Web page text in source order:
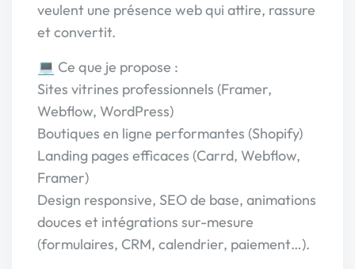
veulent une présence web qui attire, rassure
et convertit.
💻 Ce que je propose :
Sites vitrines professionnels (Framer,
Webflow, WordPress)
Boutiques en ligne performantes (Shopify)
Landing pages efficaces (Carrd, Webflow,
Framer)
Design responsive, SEO de base, animations
douces et intégrations sur-mesure
(formulaires, CRM, calendrier, paiement…).